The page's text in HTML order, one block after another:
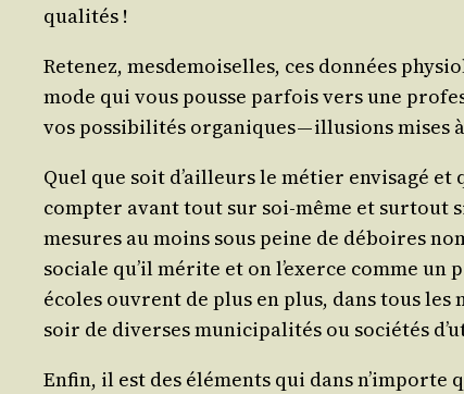
qualités !
Rete­nez, mes­de­moi­selles, ces don­nées
mode qui vous pousse par­fois vers une
vos pos­si­bi­li­tés orga­niques — illu­sions mises
Quel que soit d’ailleurs le métier envi­sa­gé
comp­ter avant tout sur soi-même et sur­tout
mesures au moins sous peine de déboires
sociale qu’il mérite et on l’exerce comme
écoles ouvrent de plus en plus, dans tous
soir de diverses muni­ci­pa­li­tés ou socié­tés
Enfin, il est des élé­ments qui dans n’im­porte